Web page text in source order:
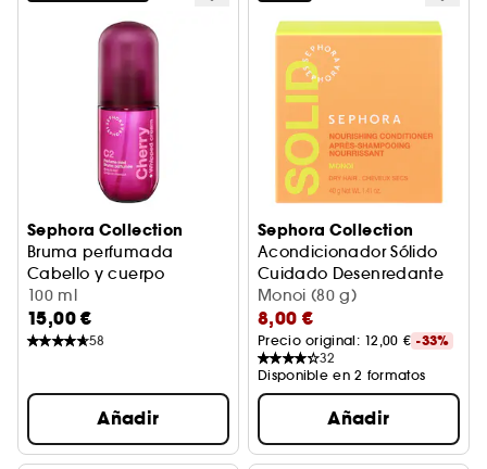
Sephora Collection
Bruma perfumada
Cabello y cuerpo
Cereza + crema batida
100 ml
15,00 €
58
Añadir
Sephora Collection
Acondicionador Sólido
Cuidado Desenredante
Monoi (80 g)
8,00 €
Precio original: 12,00 € -33%
32
Disponible en 2 formatos
Añadir